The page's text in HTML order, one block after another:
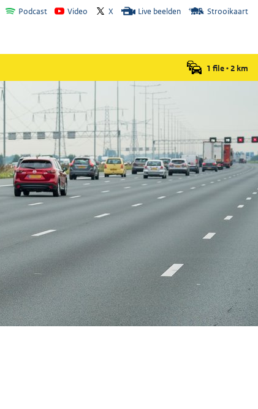
Podcast Video X Live beelden Strooikaart
1 file•2 km